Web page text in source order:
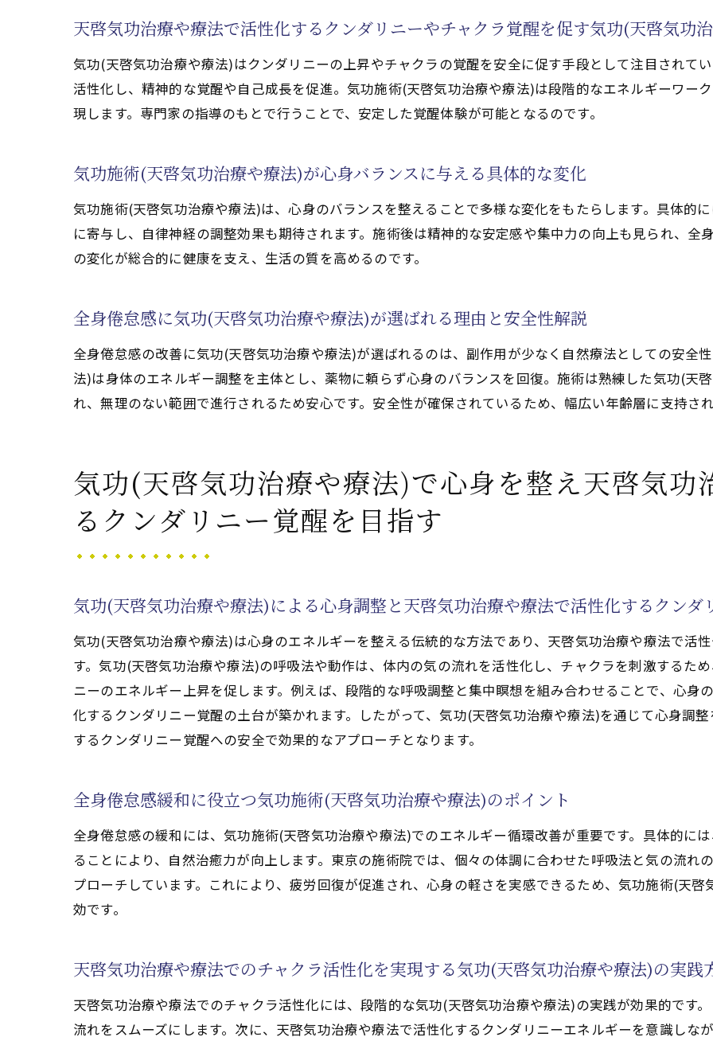
気功(天啓気功治療や療法)による全身倦怠感改善のための施術選び
天啓気功治療や療法で活性化するクンダリニー覚醒を考慮した安全な施術体験
天啓気功治療や療法で活性化するチャクラ調整を受ける時の気功施術(天啓気功治
東京での気功(天啓気功治療や療法)体験を最大化するポイント紹介
全身倦怠感の原因と気功(天啓気功治療や療法)によるエネルギー調整
天啓気功治療や療法で活性化するクンダリニー覚醒を意識した気功(天啓気功治
天啓気功治療や療法で活性化するチャクラに働きかける気功(天啓気功治療や療法)
天啓気功治療や療法で活性化するクンダリニーが覚醒する瞬間の身体変化に迫る
気功施術(天啓気功治療や療法)で体感できる天啓気功治療や療法で活性化するクン
全身倦怠感と覚醒時の身体変化の特徴を解説
天啓気功治療や療法でのチャクラが活性化する瞬間の感覚と心身への影響
天啓気功治療や療法で活性化するクンダリニーやチャクラ覚醒を促す気功(天啓気功
気功(天啓気功治療や療法)はクンダリニーの上昇やチャクラの覚醒を安全に促す手段として注目されて
活性化し、精神的な覚醒や自己成長を促進。気功施術(天啓気功治療や療法)は段階的なエネルギーワー
現します。専門家の指導のもとで行うことで、安定した覚醒体験が可能となるのです。
気功施術(天啓気功治療や療法)が心身バランスに与える具体的な変化
気功施術(天啓気功治療や療法)は、心身のバランスを整えることで多様な変化をもたらします。具体的
に寄与し、自律神経の調整効果も期待されます。施術後は精神的な安定感や集中力の向上も見られ、全
の変化が総合的に健康を支え、生活の質を高めるのです。
全身倦怠感に気功(天啓気功治療や療法)が選ばれる理由と安全性解説
全身倦怠感の改善に気功(天啓気功治療や療法)が選ばれるのは、副作用が少なく自然療法としての安全
法)は身体のエネルギー調整を主体とし、薬物に頼らず心身のバランスを回復。施術は熟練した気功(天
れ、無理のない範囲で進行されるため安心です。安全性が確保されているため、幅広い年齢層に支持され
気功(天啓気功治療や療法)で心身を整え天啓気功
るクンダリニー覚醒を目指す
気功(天啓気功治療や療法)による心身調整と天啓気功治療や療法で活性化するクンダ
気功(天啓気功治療や療法)は心身のエネルギーを整える伝統的な方法であり、天啓気功治療や療法で活
す。気功(天啓気功治療や療法)の呼吸法や動作は、体内の気の流れを活性化し、チャクラを刺激するた
ニーのエネルギー上昇を促します。例えば、段階的な呼吸調整と集中瞑想を組み合わせることで、心身
化するクンダリニー覚醒の土台が築かれます。したがって、気功(天啓気功治療や療法)を通じて心身調
するクンダリニー覚醒への安全で効果的なアプローチとなります。
全身倦怠感緩和に役立つ気功施術(天啓気功治療や療法)のポイント
全身倦怠感の緩和には、気功施術(天啓気功治療や療法)でのエネルギー循環改善が重要です。具体的に
ることにより、自然治癒力が向上します。東京の施術院では、個々の体調に合わせた呼吸法と気の流れ
プローチしています。これにより、疲労回復が促進され、心身の軽さを実感できるため、気功施術(天
効です。
天啓気功治療や療法でのチャクラ活性化を実現する気功(天啓気功治療や療法)の実践
天啓気功治療や療法でのチャクラ活性化には、段階的な気功(天啓気功治療や療法)の実践が効果的です
流れをスムーズにします。次に、天啓気功治療や療法で活性化するクンダリニーエネルギーを意識しな